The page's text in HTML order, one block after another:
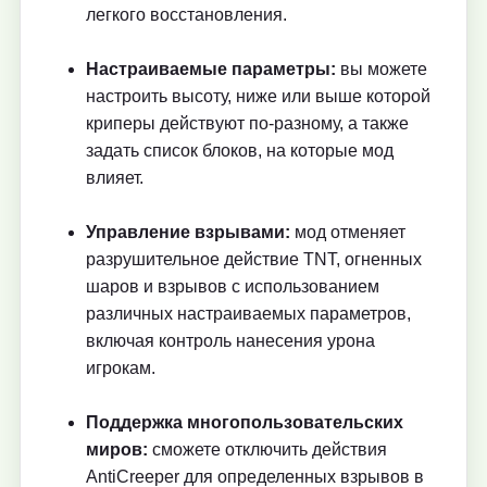
легкого восстановления.
Настраиваемые параметры: вы можете
настроить высоту, ниже или выше которой
криперы действуют по-разному, а также
задать список блоков, на которые мод
влияет.
Управление взрывами: мод отменяет
разрушительное действие TNT, огненных
шаров и взрывов с использованием
различных настраиваемых параметров,
включая контроль нанесения урона
игрокам.
Поддержка многопользовательских
миров: сможете отключить действия
AntiCreeper для определенных взрывов в